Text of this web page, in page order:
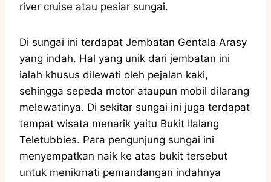
river cruise atau pesiar sungai.
Di sungai ini terdapat Jembatan Gentala Arasy
yang indah. Hal yang unik dari jembatan ini
ialah khusus dilewati oleh pejalan kaki,
sehingga sepeda motor ataupun mobil dilarang
melewatinya. Di sekitar sungai ini juga terdapat
tempat wisata menarik yaitu Bukit Ilalang
Teletubbies. Para pengunjung sungai ini
menyempatkan naik ke atas bukit tersebut
untuk menikmati pemandangan indahnya